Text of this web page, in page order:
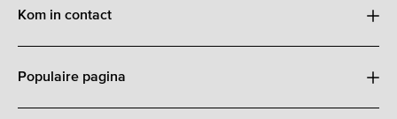
Kom in contact
Populaire pagina